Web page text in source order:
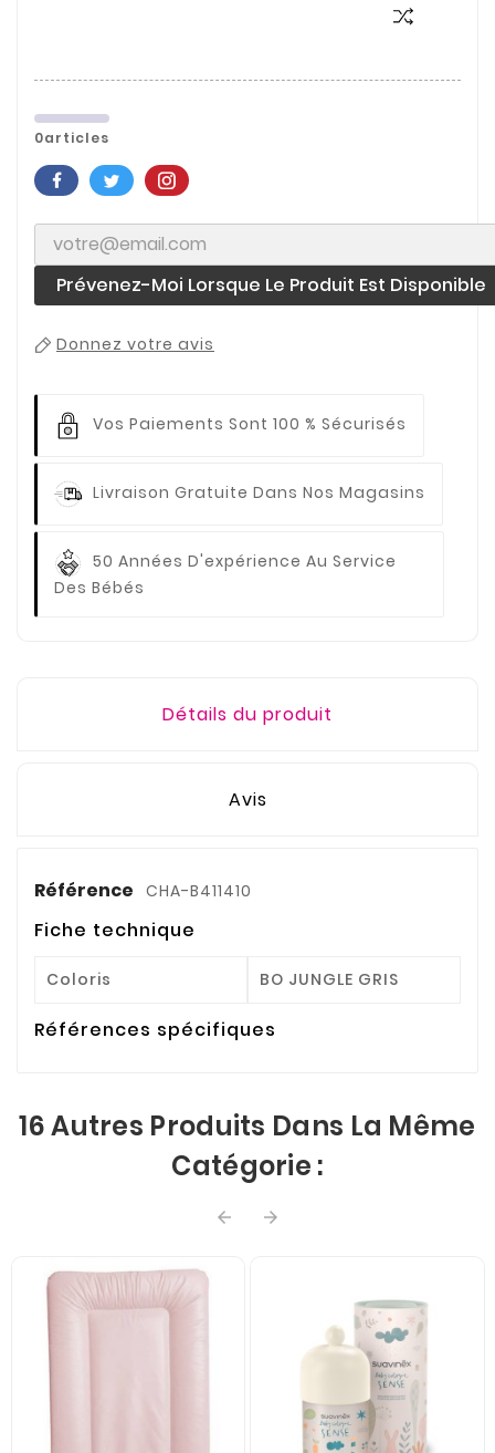
0articles
Prévenez-Moi Lorsque Le Produit Est Disponible
Donnez votre avis
Vos Paiements Sont 100 % Sécurisés
Livraison Gratuite Dans Nos Magasins
50 Années D'expérience Au Service
Des Bébés
Détails du produit
Avis
Référence CHA-B411410
Fiche technique
Coloris BO JUNGLE GRIS
Références spécifiques
16 Autres Produits Dans La Même
Catégorie :
 